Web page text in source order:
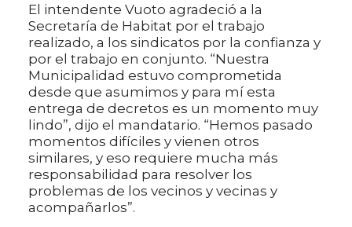
El intendente Vuoto agradeció a la
Secretaría de Habitat por el trabajo
realizado, a los sindicatos por la confianza y
por el trabajo en conjunto. “Nuestra
Municipalidad estuvo comprometida
desde que asumimos y para mí esta
entrega de decretos es un momento muy
lindo”, dijo el mandatario. “Hemos pasado
momentos difíciles y vienen otros
similares, y eso requiere mucha más
responsabilidad para resolver los
problemas de los vecinos y vecinas y
acompañarlos”.